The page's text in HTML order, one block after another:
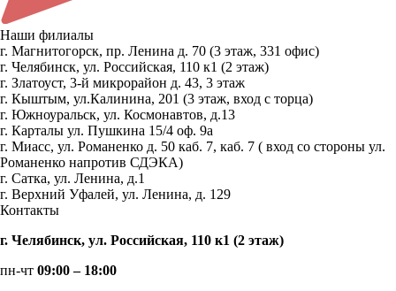
Наши филиалы
г. Магнитогорск, пр. Ленина д. 70 (3 этаж, 331 офис)
г. Челябинск, ул. Российская, 110 к1 (2 этаж)
г. Златоуст, 3-й микрорайон д. 43, 3 этаж
г. Кыштым, ул.Калинина, 201 (3 этаж, вход с торца)
г. Южноуральск, ул. Космонавтов, д.13
г. Карталы ул. Пушкина 15/4 оф. 9а
г. Миасс, ул. Романенко д. 50 каб. 7, каб. 7 ( вход со стороны ул.
Романенко напротив СДЭКА)
г. Сатка, ул. Ленина, д.1
г. Верхний Уфалей, ул. Ленина, д. 129
Контакты
г. Челябинск, ул. Российская, 110 к1 (2 этаж)
пн-чт 09:00 – 18:00